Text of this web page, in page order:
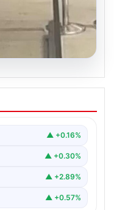
Kurtaran
çocuğun…▲ +0.16%
▲ +0.30%
▲ +2.89%
▲ +0.57%